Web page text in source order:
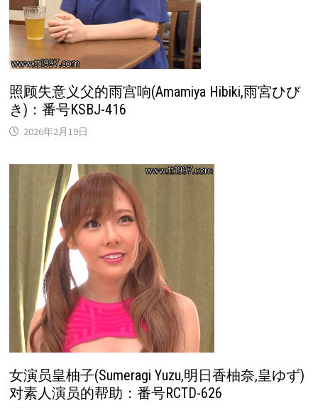
照顾失意义父的雨宫响(Amamiya Hibiki,雨宮ひび
き)：番号KSBJ-416
2026年2月19日
女演员皇柚子(Sumeragi Yuzu,明日香柚奈,皇ゆず)
对素人演员的帮助：番号RCTD-626